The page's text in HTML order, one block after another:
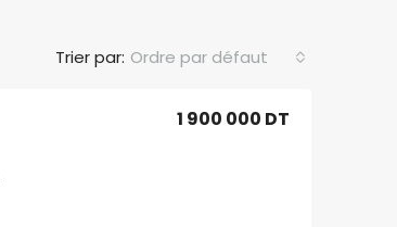
Trier par: Ordre par défaut
1 900 000 DT